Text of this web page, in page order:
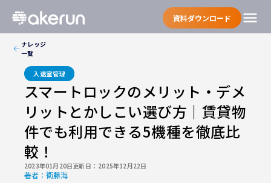
資料ダウンロード menu
ナレッジ
一覧
入退室管理
スマートロックのメリット・デメ
リットとかしこい選び方｜賃貸物
件でも利用できる5機種を徹底比
較！
2023年01月20日更新日： 2025年12月22日
著者： 衛藤海